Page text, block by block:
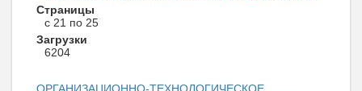
Страницы
с 21 по 25
Загрузки
6204